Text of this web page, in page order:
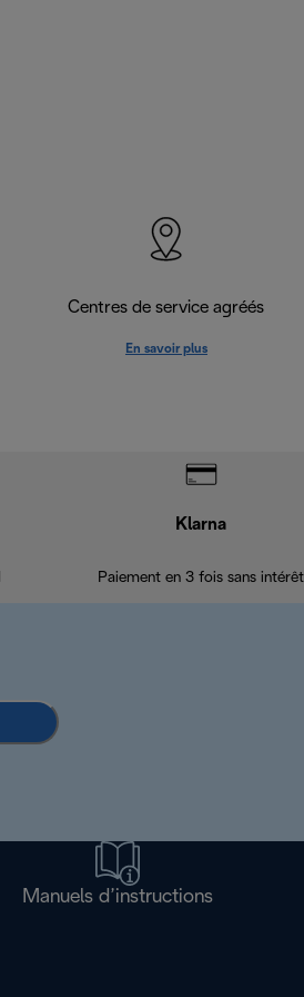
Centres de service agréés
En savoir plus
Klarna
Paiement en 3 fois sans intérêt
Manuels d’instructions